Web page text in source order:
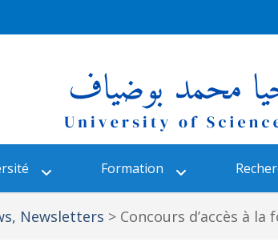
Formation
Newsletters > Concours d’accès à